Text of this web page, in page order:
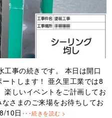
工事の続きです。 本日は開口
トします！ 亜久里工業では8
楽しいイベントをご計画してお
さまのご来場をお待ちしてお
10日 ･･･続きを読む >